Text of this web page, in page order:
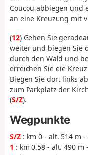
Coucou abbiegen und
an eine Kreuzung mit
(12) Gehen Sie
weiter und biegen Sie
durch den Wald und
erreichen Sie die
Biegen Sie dort links
zum Parkplatz der
(S/Z).
Wegpunkte
S/Z : km 0 - alt. 514 m
1 : km 0.58 - alt. 490 m